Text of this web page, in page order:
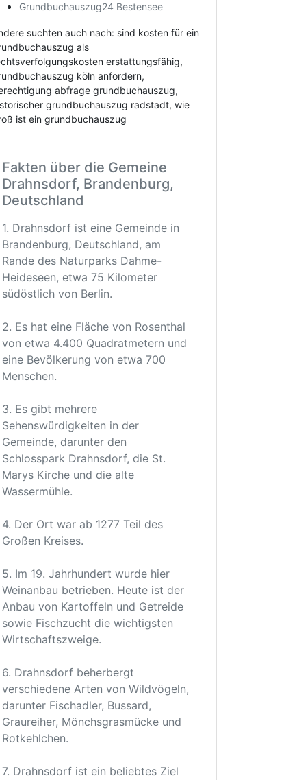
Grundbuchauszug24 Bestensee
suchten auch nach: sind kosten für ein
als
erstattungsfähig,
köln anfordern,
abfrage grundbuchauszug,
grundbuchauszug radstadt, wie
ist ein grundbuchauszug
Fakten über die Gemeine
Drahnsdorf, Brandenburg,
Deutschland
1. Drahnsdorf ist eine Gemeinde in
Brandenburg, Deutschland, am
Rande des Naturparks Dahme-
Heideseen, etwa 75 Kilometer
südöstlich von Berlin.
2. Es hat eine Fläche von Rosenthal
von etwa 4.400 Quadratmetern und
eine Bevölkerung von etwa 700
Menschen.
3. Es gibt mehrere
Sehenswürdigkeiten in der
Gemeinde, darunter den
Schlosspark Drahnsdorf, die St.
Marys Kirche und die alte
Wassermühle.
4. Der Ort war ab 1277 Teil des
Großen Kreises.
5. Im 19. Jahrhundert wurde hier
Weinanbau betrieben. Heute ist der
Anbau von Kartoffeln und Getreide
sowie Fischzucht die wichtigsten
Wirtschaftszweige.
6. Drahnsdorf beherbergt
verschiedene Arten von Wildvögeln,
darunter Fischadler, Bussard,
Graureiher, Mönchsgrasmücke und
Rotkehlchen.
7. Drahnsdorf ist ein beliebtes Ziel